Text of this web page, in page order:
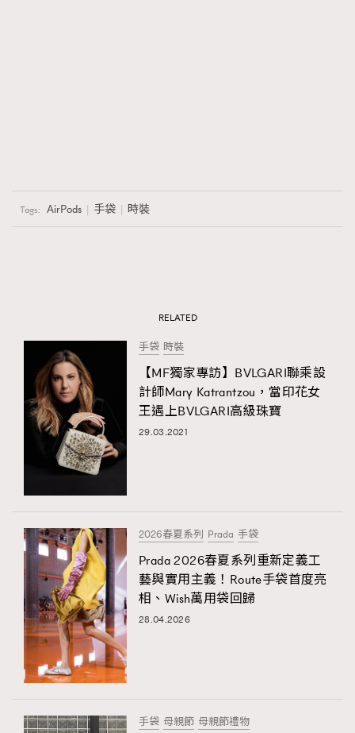
Tags: AirPods 手袋 時裝
RELATED
手袋 時裝
【MF獨家專訪】BVLGARI聯乘設
計師Mary Katrantzou，當印花女
王遇上BVLGARI高級珠寶
29.03.2021
2026春夏系列 Prada 手袋
Prada 2026春夏系列重新定義工
藝與實用主義！Route手袋首度亮
相、Wish萬用袋回歸
28.04.2026
手袋 母親節 母親節禮物